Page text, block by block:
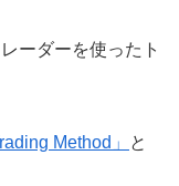
ーダーを使ったト
Method」
と